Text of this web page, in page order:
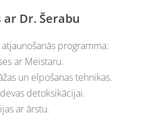
Dr. Šerabu
programma:
ar Meistaru.
un elpošanas tehnikas.
detoksikācijai.
ar ārstu.